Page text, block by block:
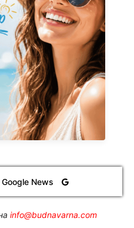
News
info@budnavarna.com